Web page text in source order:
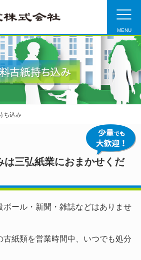
MENU
ち込み
は三弘紙業におまかせくだ
ボール・新聞・雑誌などはありませ
古紙類を営業時間中、いつでも処分